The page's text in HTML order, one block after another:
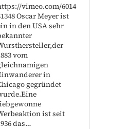
vimeo.com/6014
Oscar Meyer ist
in den USA sehr
vom
in
gegründet
ist seit
das…